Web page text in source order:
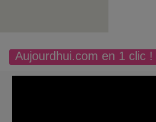
Aujourdhui.com en 1 clic !